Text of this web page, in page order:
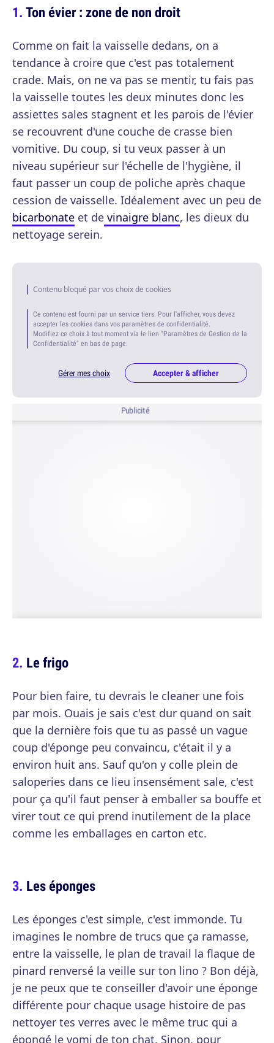
Ton évier : zone de non droit
Comme on fait la vaisselle dedans, on a
tendance à croire que c'est pas totalement
crade. Mais, on ne va pas se mentir, tu fais pas
la vaisselle toutes les deux minutes donc les
assiettes sales stagnent et les parois de l'évier
se recouvrent d'une couche de crasse bien
vomitive. Du coup, si tu veux passer à un
niveau supérieur sur l'échelle de l'hygiène, il
faut passer un coup de poliche après chaque
cession de vaisselle. Idéalement avec un peu de
bicarbonate et de vinaigre blanc, les dieux du
nettoyage serein.
Contenu bloqué par vos choix de cookies
Ce contenu est fourni par un service tiers. Pour l'afficher, vous devez
accepter les cookies dans vos paramètres de confidentialité.
Modifiez ce choix à tout moment via le lien "Paramètres de Gestion de la
Confidentialité" en bas de page.
Gérer mes choix Accepter & afficher
Publicité
Le frigo
Pour bien faire, tu devrais le cleaner une fois
par mois. Ouais je sais c'est dur quand on sait
que la dernière fois que tu as passé un vague
coup d'éponge peu convaincu, c'était il y a
environ huit ans. Sauf qu'on y colle plein de
saloperies dans ce lieu insensément sale, c'est
pour ça qu'il faut penser à emballer sa bouffe et
virer tout ce qui prend inutilement de la place
comme les emballages en carton etc.
Les éponges
Les éponges c'est simple, c'est immonde. Tu
imagines le nombre de trucs que ça ramasse,
entre la vaisselle, le plan de travail la flaque de
pinard renversé la veille sur ton lino ? Bon déjà,
je ne peux que te conseiller d'avoir une éponge
différente pour chaque usage histoire de pas
nettoyer tes verres avec le même truc qui a
épongé le vomi de ton chat. Sinon, pour